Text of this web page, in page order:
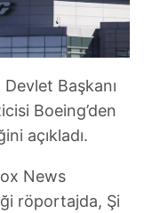
Başkanı
Boeing’den
açıkladı.
News
röportajda, Şi